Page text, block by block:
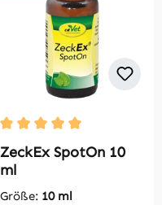
5 von 5 Sternen
Durchschnittliche
ZeckEx SpotOn 10
ml
Größe: 10 ml